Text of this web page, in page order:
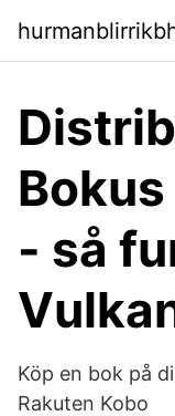
- så
Köp en bok på
Rakuten Kobo